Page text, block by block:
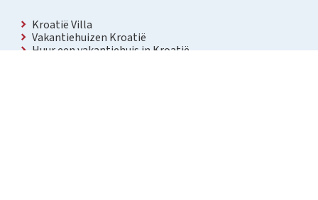
Kroatië Villa
Vakantiehuizen Kroatië
Huur een vakantiehuis in Kroatië